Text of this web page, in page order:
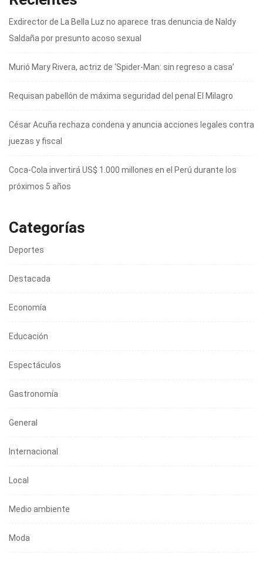
Exdirector de La Bella Luz no aparece tras denuncia de Naldy
Saldaña por presunto acoso sexual
Murió Mary Rivera, actriz de ‘Spider-Man: sin regreso a casa’
Requisan pabellón de máxima seguridad del penal El Milagro
César Acuña rechaza condena y anuncia acciones legales contra
juezas y fiscal
Coca-Cola invertirá US$ 1.000 millones en el Perú durante los
próximos 5 años
Categorías
Deportes
Destacada
Economía
Educación
Espectáculos
Gastronomía
General
Internacional
Local
Medio ambiente
Moda